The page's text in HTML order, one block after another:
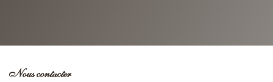
Nous contacter